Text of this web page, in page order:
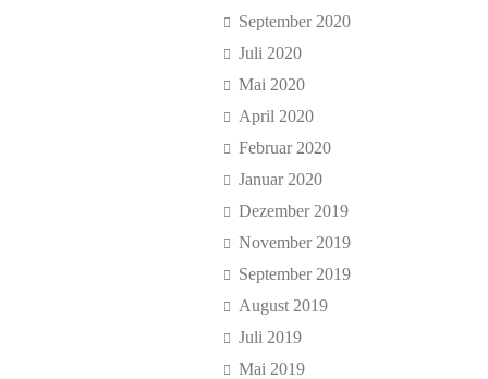
September 2020
Juli 2020
Mai 2020
April 2020
Februar 2020
Januar 2020
Dezember 2019
November 2019
September 2019
August 2019
Juli 2019
Mai 2019